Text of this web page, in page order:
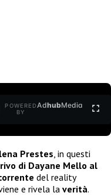
POWERED
BY
AdhubMedia
Prestes , in questi
di Dayane Mello al
del reality
e rivela la verità.